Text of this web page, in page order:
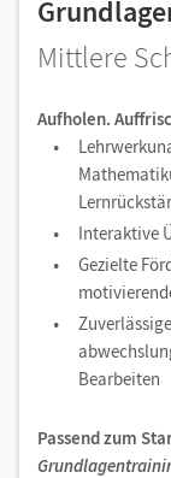
Mittlere
Aufholen.
Interaktive
Gezielte
Bearbeiten
Passend zum